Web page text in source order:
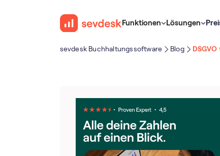
Funktionen Lösungen
sevdesk Buch­haltungs­software Blog